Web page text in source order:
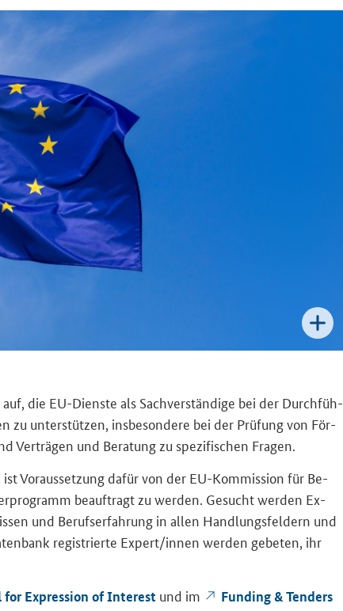
die EU-​Dienste als Sach­ver­stän­di­ge bei der Durch­füh­
zu un­ter­stüt­zen, ins­be­son­de­re bei der Prü­fung von För­
Ver­trä­gen und Be­ra­tung zu spe­zi­fi­schen Fra­gen.
Vor­aus­set­zung dafür von der EU-​Kommission für Be­
be­auf­tragt zu wer­den. Ge­sucht wer­den Ex­
und Be­rufs­er­fah­rung in allen Hand­lungs­fel­dern und
re­gis­trier­te Ex­pert/innen wer­den ge­be­ten, ihr
for Expression of Interest und im
Funding & Tenders